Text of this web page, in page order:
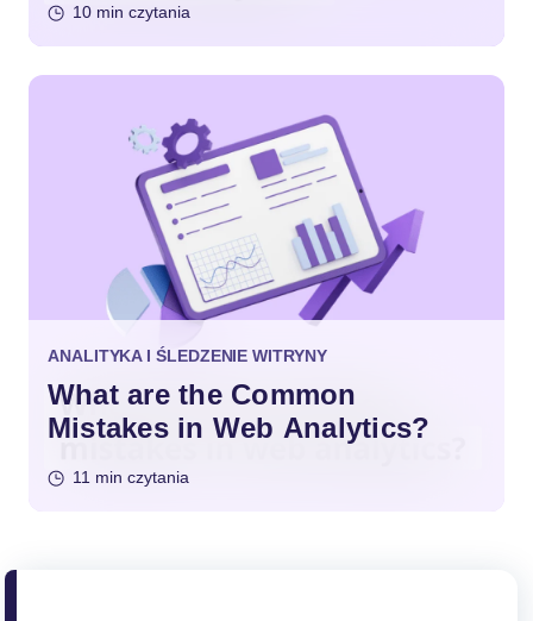
10 min czytania
ANALITYKA I ŚLEDZENIE WITRYNY
What are the Common
Mistakes in Web Analytics?
11 min czytania